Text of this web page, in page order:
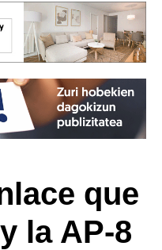
que
la AP-8